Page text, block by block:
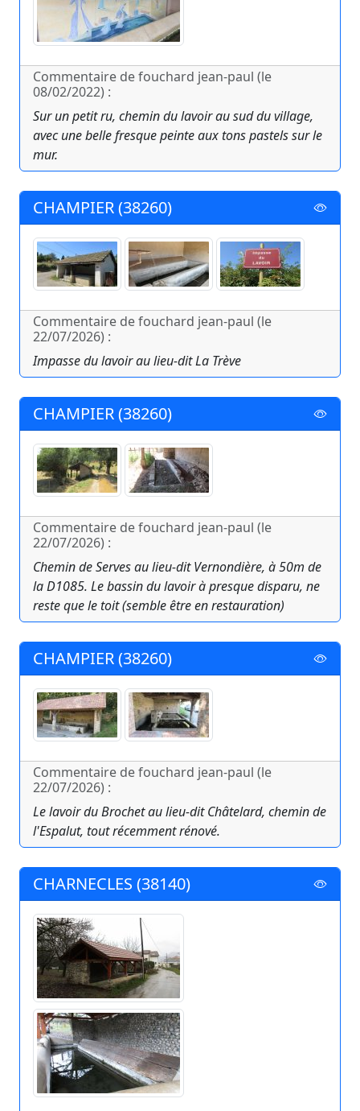
Commentaire de fouchard jean-paul (le
08/02/2022) :
Sur un petit ru, chemin du lavoir au sud du village,
avec une belle fresque peinte aux tons pastels sur le
mur.
CHAMPIER (38260)
Commentaire de fouchard jean-paul (le
22/07/2026) :
Impasse du lavoir au lieu-dit La Trève
CHAMPIER (38260)
Commentaire de fouchard jean-paul (le
22/07/2026) :
Chemin de Serves au lieu-dit Vernondière, à 50m de
la D1085. Le bassin du lavoir à presque disparu, ne
reste que le toit (semble être en restauration)
CHAMPIER (38260)
Commentaire de fouchard jean-paul (le
22/07/2026) :
Le lavoir du Brochet au lieu-dit Châtelard, chemin de
l'Espalut, tout récemment rénové.
CHARNECLES (38140)